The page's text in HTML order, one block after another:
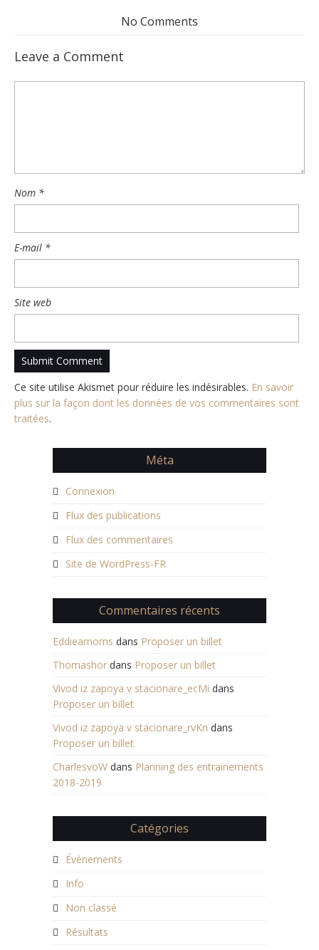
No Comments
Leave a Comment
Nom *
E-mail *
Site web
Ce site utilise Akismet pour réduire les indésirables. En savoir
plus sur la façon dont les données de vos commentaires sont
traitées.
Méta
Connexion
Flux des publications
Flux des commentaires
Site de WordPress-FR
Commentaires récents
Eddieamoms dans Proposer un billet
Thomashor dans Proposer un billet
Vivod iz zapoya v stacionare_ecMi dans
Proposer un billet
Vivod iz zapoya v stacionare_rvKn dans
Proposer un billet
CharlesvoW dans Planning des entrainements
2018-2019
Catégories
Évènements
Info
Non classé
Résultats